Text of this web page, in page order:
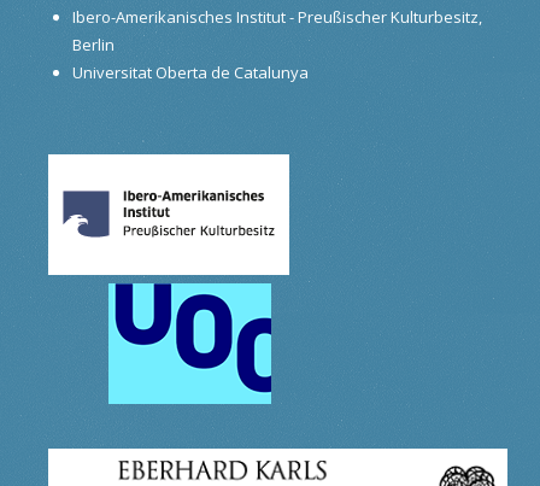
Ibero-Amerikanisches Institut - Preußischer Kulturbesitz,
Berlin
Universitat Oberta de Catalunya